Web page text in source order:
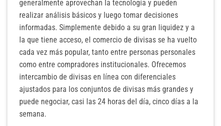
generalmente aprovechan la tecnología y pueden
realizar análisis básicos y luego tomar decisiones
informadas. Simplemente debido a su gran liquidez y a
la que tiene acceso, el comercio de divisas se ha vuelto
cada vez más popular, tanto entre personas personales
como entre compradores institucionales. Ofrecemos
intercambio de divisas en línea con diferenciales
ajustados para los conjuntos de divisas más grandes y
puede negociar, casi las 24 horas del día, cinco días a la
semana.